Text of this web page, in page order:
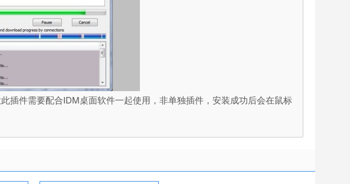
插件需要配合IDM桌面软件一起使用，非单独插件，安装成功后会在鼠标